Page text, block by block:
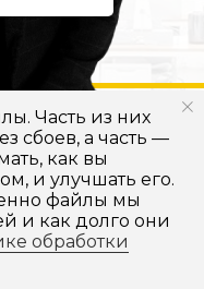
на
Часть из них
сбоев, а часть —
как вы
и улучшать его.
файлы мы
и как долго они
обработки